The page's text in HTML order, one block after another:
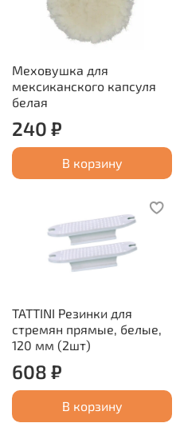
Меховушка для
мексиканского капсуля
белая
240 ₽
В корзину
TATTINI Резинки для
стремян прямые, белые,
120 мм (2шт)
608 ₽
В корзину